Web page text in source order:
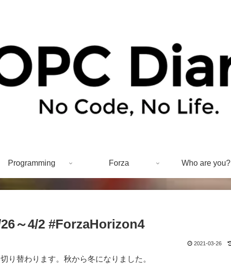
Programming Forza Who are you?
～4/2 #ForzaHorizon4
2021-03-26
り替わります。秋から冬になりました。